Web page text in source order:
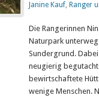
Janine Kauf, Ranger
Die Rangerinnen
Naturpark
Sundergrund.
neugierig
bewirtschaftete
wenige Menschen.